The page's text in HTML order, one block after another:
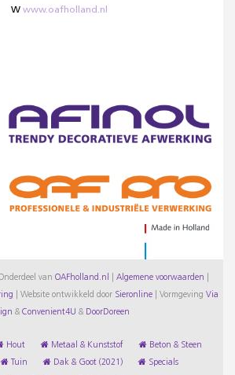
W www.oafholland.nl
van OAFholland.nl Algemene voorwaarden
Website ontwikkeld door Sieronline Vormgeving Via
& Convenient4U & DoorDoreen
Hout Metaal & Kunststof Beton & Steen
Tuin Dak & Goot (2021) Specials